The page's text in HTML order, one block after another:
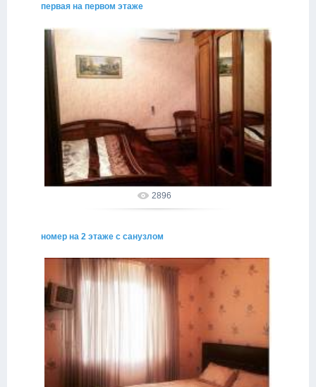
первая на первом этаже
alakhadze
2896
номер на 2 этаже с санузлом